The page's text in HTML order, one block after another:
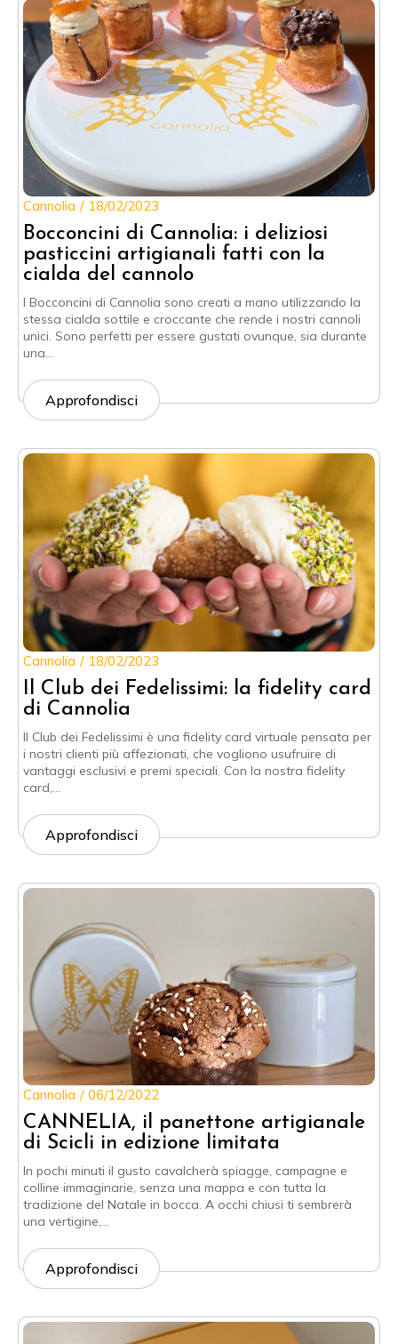
Bocconcini di Cannolia: i deliziosi
pasticcini artigianali fatti con la
cialda del cannolo
Cannolia 18/02/2023
I Bocconcini di Cannolia sono creati a mano utilizzando la
stessa cialda sottile e croccante che rende i nostri cannoli
unici. Sono perfetti per essere gustati ovunque, sia durante
una…
Approfondisci
Il Club dei Fedelissimi: la fidelity card
di Cannolia
Cannolia 18/02/2023
Il Club dei Fedelissimi è una fidelity card virtuale pensata per
i nostri clienti più affezionati, che vogliono usufruire di
vantaggi esclusivi e premi speciali. Con la nostra fidelity
card,…
Approfondisci
CANNELIA, il panettone artigianale
di Scicli in edizione limitata
Cannolia 06/12/2022
In pochi minuti il gusto cavalcherà spiagge, campagne e
colline immaginarie, senza una mappa e con tutta la
tradizione del Natale in bocca. A occhi chiusi ti sembrerà
una vertigine,…
Approfondisci